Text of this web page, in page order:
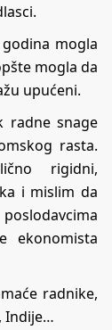
mogla
mogla da
upućeni.
radne snage
rasta.
rigidni,
i mislim da
ekonomista
radnike,
Indije…